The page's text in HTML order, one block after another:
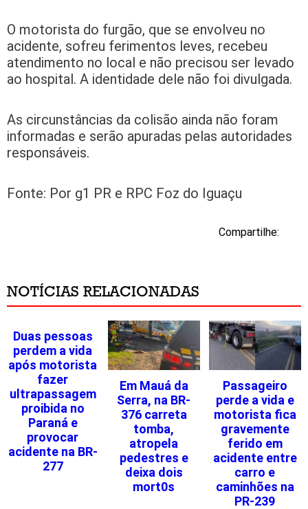
O motorista do furgão, que se envolveu no
acidente, sofreu ferimentos leves, recebeu
atendimento no local e não precisou ser levado
ao hospital. A identidade dele não foi divulgada.
As circunstâncias da colisão ainda não foram
informadas e serão apuradas pelas autoridades
responsáveis.
Fonte: Por g1 PR e RPC Foz do Iguaçu
Compartilhe:
NOTÍCIAS RELACIONADAS
Duas pessoas
perdem a vida
após motorista
fazer
ultrapassagem
proibida no
Paraná e
provocar
acidente na BR-
277
Em Mauá da
Serra, na BR-
376 carreta
tomba,
atropela
pedestres e
deixa dois
mort0s
Passageiro
perde a vida e
motorista fica
gravemente
ferido em
acidente entre
carro e
caminhões na
PR-239